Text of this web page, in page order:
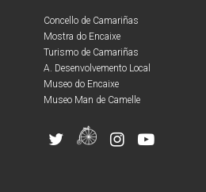
Concello de Camariñas
Mostra do Encaixe
Turismo de Camariñas
A. Desenvolvemento Local
Museo do Encaixe
Museo Man de Camelle